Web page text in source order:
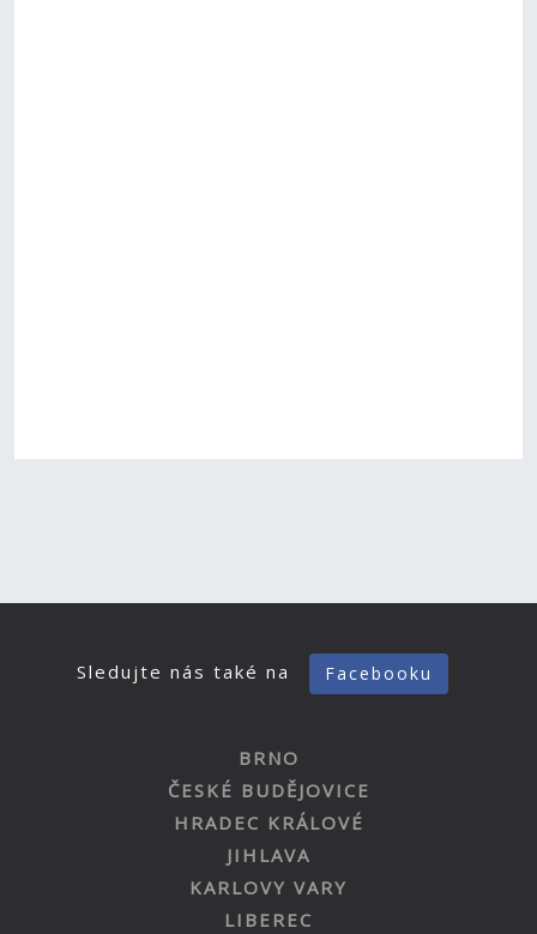
Sledujte nás také na Facebooku
BRNO
ČESKÉ BUDĚJOVICE
HRADEC KRÁLOVÉ
JIHLAVA
KARLOVY VARY
LIBEREC